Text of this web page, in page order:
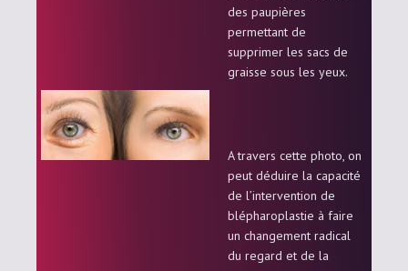
des paupières
permettant de
supprimer les sacs de
graisse sous les yeux.
A travers cette photo, on
peut déduire la capacité
de l’intervention de
blépharoplastie à faire
un changement radical
du regard et de la